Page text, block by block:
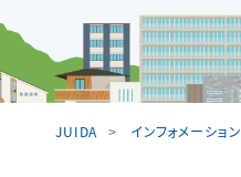
JUIDA インフォメーション